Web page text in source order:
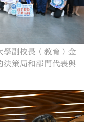
學副校長（教育）金
決策局和部門代表與